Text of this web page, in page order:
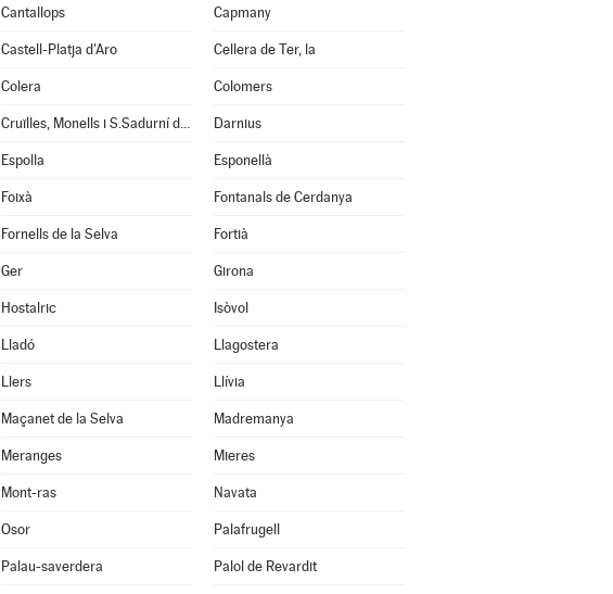
Cantallops Capmany
Castell-Platja d'Aro Cellera de Ter, la
Colera Colomers
Cruïlles, Monells i S.Sadurní de l'Heura Darnius
Espolla Esponellà
Foixà Fontanals de Cerdanya
Fornells de la Selva Fortià
Ger Girona
Hostalric Isòvol
Lladó Llagostera
Llers Llívia
Maçanet de la Selva Madremanya
Meranges Mieres
Mont-ras Navata
Osor Palafrugell
Palau-saverdera Palol de Revardit